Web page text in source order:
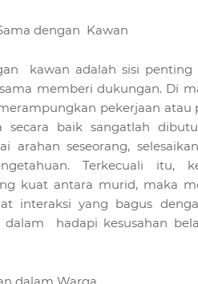
dengan Kawan
kawan adalah sisi
memberi dukungan. Di
pekerjaan
secara baik sangatlah
arahan seseorang,
Terkecuali itu,
kuat antara murid, maka
interaksi yang bagus
dalam hadapi kesusahan